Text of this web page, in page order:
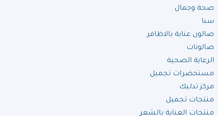
صحة وجمال
سبا
صالون عناية بالاظافر
صالونات
الرعاية الصحية
مستحضرات تجميل
مركز تدليك
منتجات تجميل
منتجات العناية بالشعر